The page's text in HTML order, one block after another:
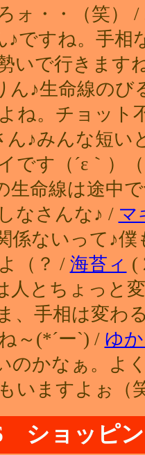
ォ・・（笑） /
♪ですね。手相
いで行きます
ん♪生命線のび
ね。チョット
ん♪みんな短い
です（´ε｀）
生命線は途中
なさんな♪ / マ
係ないって♪
（？ / 海苔ィ (
人とちょっと
、手相は変わ
～(*´ー`) / ゆ
のかなぁ。よ
いますよぉ（
ショッピ